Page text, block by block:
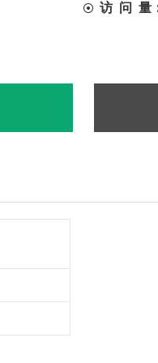
访 问 量